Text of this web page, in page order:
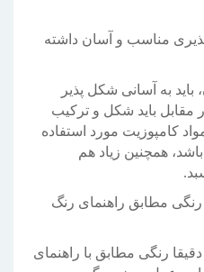
مناسب و آسان داشته
به آسانی شکل پذیر
مقابل باید شکل و ترکیب
کامپوزیت مورد استفاده
باشد، همچنین زیاد هم
رنگی مطابق راهنمای رنگ
رنگی مطابق با راهنمای